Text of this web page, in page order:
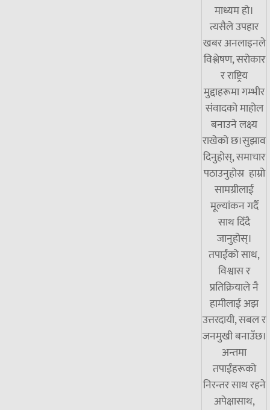
माध्यम हो।
त्यसैले उपहार
खबर अनलाइनले
विश्लेषण, सरोकार
र राष्ट्रिय
मुद्दाहरूमा गम्भीर
संवादको माहोल
बनाउने लक्ष्य
राखेको छ।सुझाव
दिनुहोस्, समाचार
पठाउनुहोस्र हाम्रो
सामग्रीलाई
मूल्यांकन गर्दै
साथ दिँदै
जानुहोस्।
तपाईंको साथ,
विश्वास र
प्रतिक्रियाले नै
हामीलाई अझ
उत्तरदायी, सबल र
जनमुखी बनाउँछ।
अन्तमा
तपाईंहरूको
निरन्तर साथ रहने
अपेक्षासाथ,